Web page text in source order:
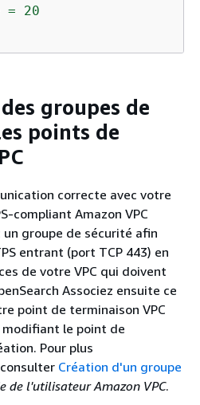
= 20
groupes de
points de
correcte avec votre
compliant Amazon VPC
un groupe de sécurité afin
entrant (port TCP 443) en
de votre VPC qui doivent
Associez ensuite ce
point de terminaison VPC
le point de
Pour plus
Création d'un groupe
de l'utilisateur Amazon VPC.